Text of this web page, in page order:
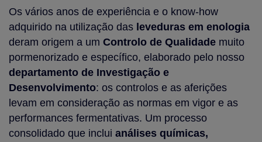
Os vários anos de experiência e o know-how
adquirido na utilização das leveduras em enologia
deram origem a um Controlo de Qualidade muito
pormenorizado e específico, elaborado pelo nosso
departamento de Investigação e
Desenvolvimento: os controlos e as aferições
levam em consideração as normas em vigor e as
performances fermentativas. Um processo
consolidado que inclui análises químicas,